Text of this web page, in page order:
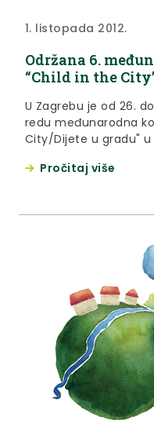
1. listopada 2012.
Održana 6.
“Child in the
U Zagrebu je od 26.
redu međunarodna
City/Dijete u gradu" u
gradu“.
Pročitaj više